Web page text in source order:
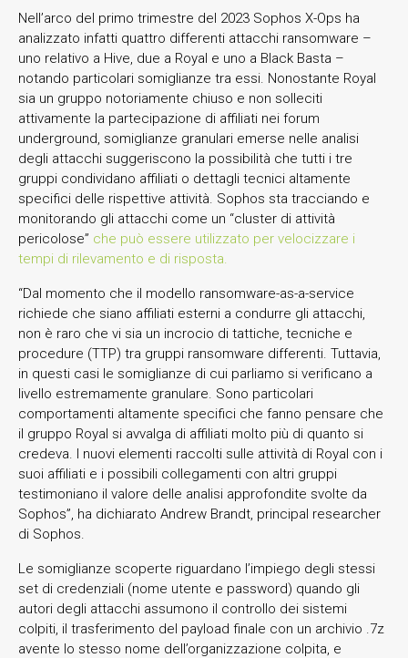
Nell’arco del primo trimestre del 2023 Sophos X-Ops ha
analizzato infatti quattro differenti attacchi ransomware –
uno relativo a Hive, due a Royal e uno a Black Basta –
notando particolari somiglianze tra essi. Nonostante Royal
sia un gruppo notoriamente chiuso e non solleciti
attivamente la partecipazione di affiliati nei forum
underground, somiglianze granulari emerse nelle analisi
degli attacchi suggeriscono la possibilità che tutti i tre
gruppi condividano affiliati o dettagli tecnici altamente
specifici delle rispettive attività. Sophos sta tracciando e
monitorando gli attacchi come un “cluster di attività
pericolose” che può essere utilizzato per velocizzare i
tempi di rilevamento e di risposta.
“Dal momento che il modello ransomware-as-a-service
richiede che siano affiliati esterni a condurre gli attacchi,
non è raro che vi sia un incrocio di tattiche, tecniche e
procedure (TTP) tra gruppi ransomware differenti. Tuttavia,
in questi casi le somiglianze di cui parliamo si verificano a
livello estremamente granulare. Sono particolari
comportamenti altamente specifici che fanno pensare che
il gruppo Royal si avvalga di affiliati molto più di quanto si
credeva. I nuovi elementi raccolti sulle attività di Royal con i
suoi affiliati e i possibili collegamenti con altri gruppi
testimoniano il valore delle analisi approfondite svolte da
Sophos”, ha dichiarato Andrew Brandt, principal researcher
di Sophos.
Le somiglianze scoperte riguardano l’impiego degli stessi
set di credenziali (nome utente e password) quando gli
autori degli attacchi assumono il controllo dei sistemi
colpiti, il trasferimento del payload finale con un archivio .7z
avente lo stesso nome dell’organizzazione colpita, e